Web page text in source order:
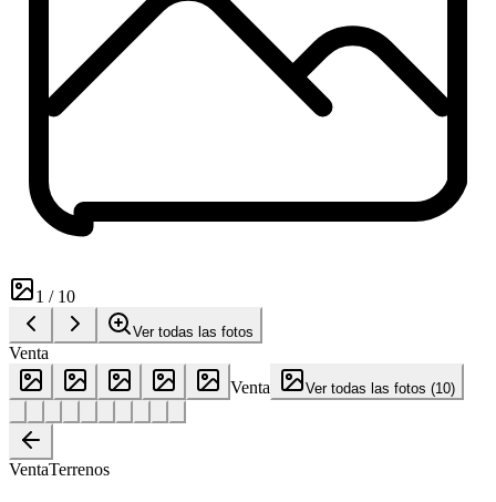
1 / 10
Ver todas las fotos
Venta
Venta
Ver todas las fotos (10)
VentaTerrenos